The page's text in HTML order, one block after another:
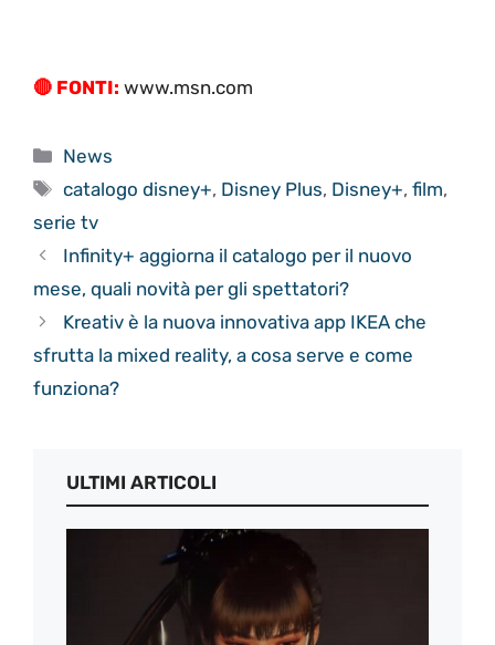
🔴 FONTI: www.msn.com
Categorie
News
Tag
catalogo disney+, Disney Plus, Disney+,film,
serie tv
Infinity+ aggiorna il catalogo per il nuovo
mese, quali novità per gli spettatori?
Kreativ è la nuova innovativa app IKEA che
sfrutta la mixed reality, a cosa serve e come
funziona?
ULTIMI ARTICOLI